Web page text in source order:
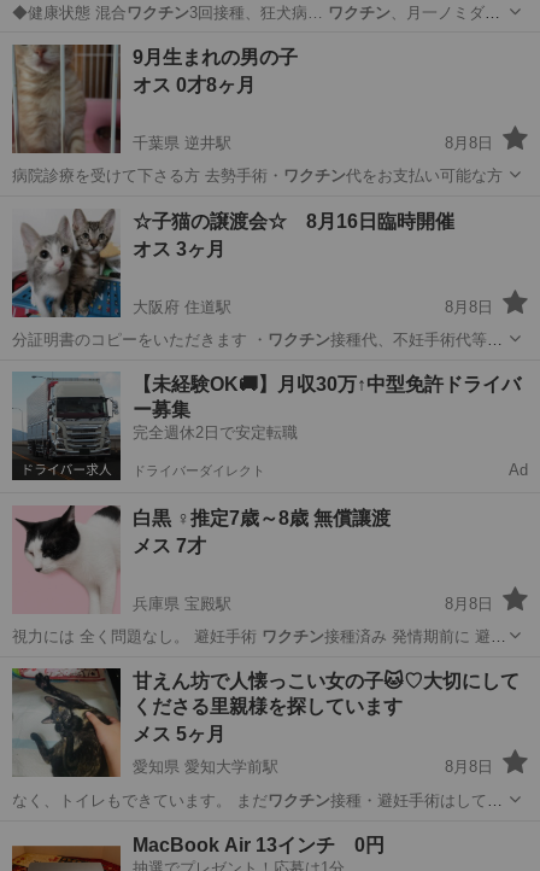
◆健康状態 混合 ワクチン3回接種、狂犬病… ワクチン 、月一ノミダニ
福岡 久留米市 西鉄久留米駅
9月生まれの男の子
オス 0才8ヶ月
千葉県 逆井駅
8月8日
病院診療を受けて下さる方 去勢手術・ ワクチン代をお支払い可能な方
柏市 逆井駅 猫 去勢手術
☆子猫の譲渡会☆ 8月16日臨時開催
オス 3ヶ月
大阪府 住道駅
8月8日
分証明書のコピーをいただきます ・ ワクチン接種代、不妊手術代等の
大阪 大東市 住道駅 猫 トライアル
【未経験OK🚚】月収30万↑中型免許ドライバ
ー募集
完全週休2日で安定転職
ドライバーダイレクト Ad
白黒︎︎ ♀推定7歳～8歳 無償讓渡
メス 7才
兵庫県 宝殿駅
8月8日
視力には 全く問題なし。 避妊手術 ワクチン接種済み 発情期前に 避妊
兵庫 加古川市 宝殿駅 猫 8歳
甘えん坊で人懐っこい女の子🐱♡大切にして
くださる里親様を探しています
メス 5ヶ月
愛知県 愛知大学前駅
8月8日
なく、トイレもできています。 まだワクチン接種・避妊手術はしてい
MacBook Air 13インチ 0円